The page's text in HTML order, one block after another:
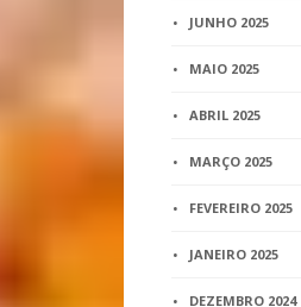
JUNHO 2025
MAIO 2025
ABRIL 2025
MARÇO 2025
FEVEREIRO 2025
JANEIRO 2025
DEZEMBRO 2024